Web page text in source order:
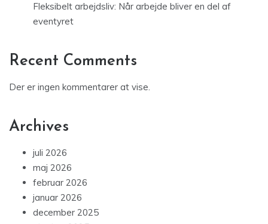
Fleksibelt arbejdsliv: Når arbejde bliver en del af
eventyret
Recent Comments
Der er ingen kommentarer at vise.
Archives
juli 2026
maj 2026
februar 2026
januar 2026
december 2025